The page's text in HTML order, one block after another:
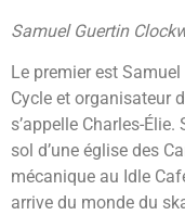
Samuel Guertin
Le premier est
Cycle et organisateur
s’appelle Charles-
sol d’une église des
mécanique au Idle
arrive du monde du